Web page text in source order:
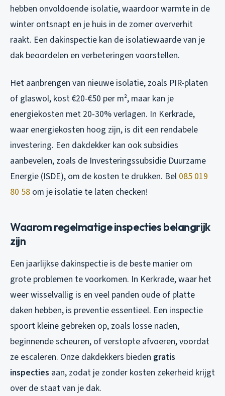
hebben onvoldoende isolatie, waardoor warmte in de
winter ontsnapt en je huis in de zomer oververhit
raakt. Een dakinspectie kan de isolatiewaarde van je
dak beoordelen en verbeteringen voorstellen.
Het aanbrengen van nieuwe isolatie, zoals PIR-platen
of glaswol, kost €20-€50 per m², maar kan je
energiekosten met 20-30% verlagen. In Kerkrade,
waar energiekosten hoog zijn, is dit een rendabele
investering. Een dakdekker kan ook subsidies
aanbevelen, zoals de Investeringssubsidie Duurzame
Energie (ISDE), om de kosten te drukken. Bel 085 019
80 58 om je isolatie te laten checken!
Waarom regelmatige inspecties belangrijk
zijn
Een jaarlijkse dakinspectie is de beste manier om
grote problemen te voorkomen. In Kerkrade, waar het
weer wisselvallig is en veel panden oude of platte
daken hebben, is preventie essentieel. Een inspectie
spoort kleine gebreken op, zoals losse naden,
beginnende scheuren, of verstopte afvoeren, voordat
ze escaleren. Onze dakdekkers bieden gratis
inspecties aan, zodat je zonder kosten zekerheid krijgt
over de staat van je dak.